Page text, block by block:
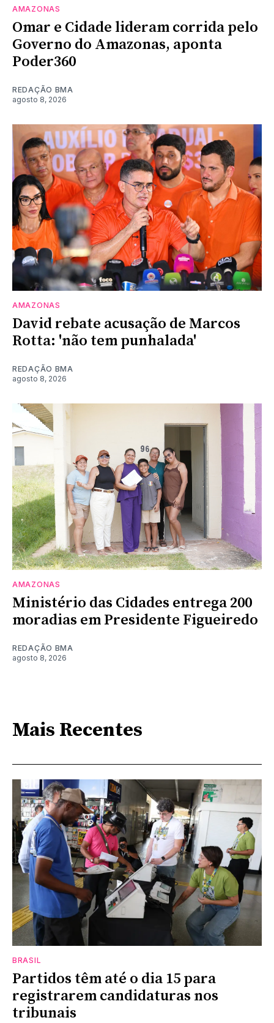
AMAZONAS
Omar e Cidade lideram corrida pelo
Governo do Amazonas, aponta
Poder360
REDAÇÃO BMA
agosto 8, 2026
AMAZONAS
David rebate acusação de Marcos
Rotta: 'não tem punhalada'
REDAÇÃO BMA
agosto 8, 2026
AMAZONAS
Ministério das Cidades entrega 200
moradias em Presidente Figueiredo
REDAÇÃO BMA
agosto 8, 2026
Mais Recentes
BRASIL
Partidos têm até o dia 15 para
registrarem candidaturas nos
tribunais